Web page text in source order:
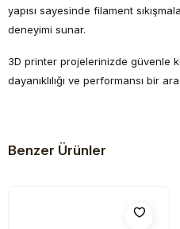
yapısı sayesinde filament
deneyimi sunar.
3D printer projelerinizde güvenle
dayanıklılığı ve performansı bir
Benzer Ürünler